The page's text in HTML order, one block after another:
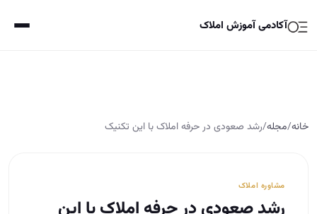
آکادمی آموزش املاک
خانه/مجله/رشد صعودی در حرفه املاک با این تکنیک
مشاوره املاک